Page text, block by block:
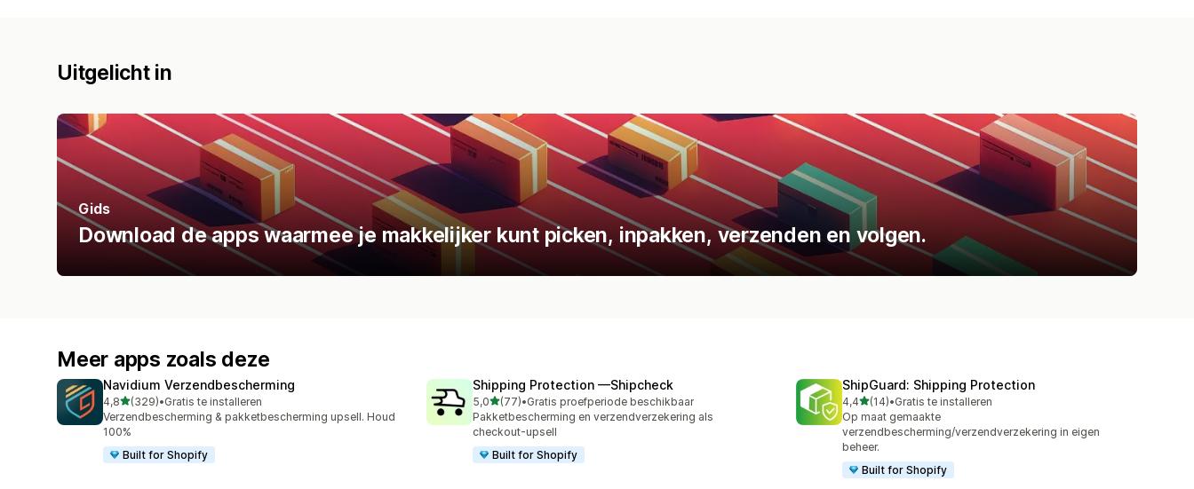
Uitgelicht in
Gids
Download de apps waarmee je makkelijker kunt picken, inpakken, verzenden en volgen.
Meer apps zoals deze
Navidium Verzendbescherming
4,8van 5 sterren
(329)
329 recensies in totaal
•Gratis te installeren
Verzendbescherming & pakketbescherming upsell. Houd
100%
Built for Shopify
Shipping Protection —Shipcheck
5,0van 5 sterren
(77)
77 recensies in totaal
•Gratis proefperiode beschikbaar
Pakketbescherming en verzendverzekering als
checkout-upsell
Built for Shopify
ShipGuard: Shipping Protection
4,4van 5 sterren
(14)
14 recensies in totaal
•Gratis te installeren
Op maat gemaakte
verzendbescherming/verzendverzekering in eigen
beheer.
Built for Shopify